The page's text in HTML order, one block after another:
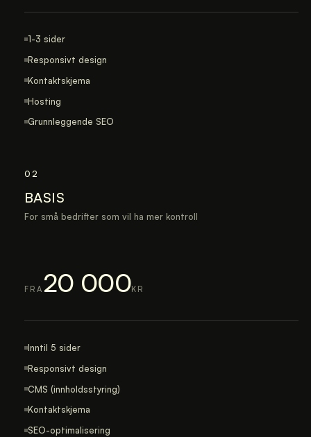
1-3 sider
Responsivt design
Kontaktskjema
Hosting
Grunnleggende SEO
02
BASIS
For små bedrifter som vil ha mer kontroll
FRA 20 000KR
Inntil 5 sider
Responsivt design
CMS (innholdsstyring)
Kontaktskjema
SEO-optimalisering